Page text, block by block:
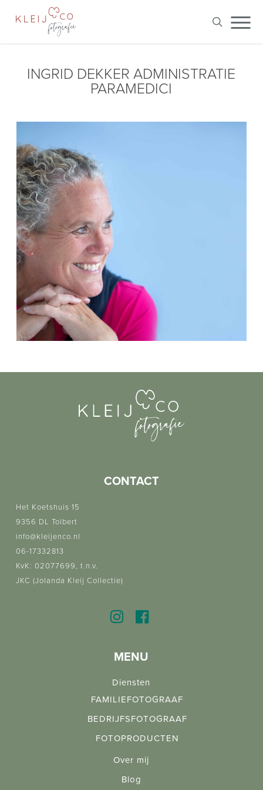
search
INGRID DEKKER ADMINISTRATIE
PARAMEDICI
CONTACT
Het Koetshuis 15
9356 DL Tolbert
info@kleijenco.nl
06-17332813
KvK: 02077699, t.n.v.
JKC (Jolanda Kleij Collectie)
MENU
Diensten
FAMILIEFOTOGRAAF
BEDRIJFSFOTOGRAAF
FOTOPRODUCTEN
Over mij
Blog